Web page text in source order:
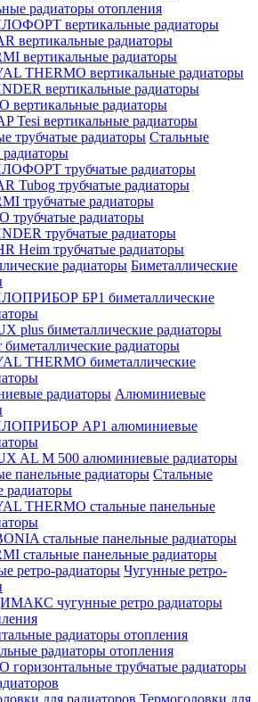
радиаторы отопления
вертикальные радиаторы
вертикальные радиаторы
вертикальные радиаторы
THERMO вертикальные радиаторы
вертикальные радиаторы
вертикальные радиаторы
Tesi вертикальные радиаторы
Стальные
радиаторы
трубчатые радиаторы
Tubog трубчатые радиаторы
трубчатые радиаторы
трубчатые радиаторы
трубчатые радиаторы
Heim трубчатые радиаторы
Биметаллические
БР1 биметаллические
plus биметаллические радиаторы
биметаллические радиаторы
THERMO биметаллические
Алюминиевые
АР1 алюминиевые
AL M 500 алюминиевые радиаторы
Стальные
радиаторы
THERMO стальные панельные
стальные панельные радиаторы
стальные панельные радиаторы
Чугунные ретро-
чугунные ретро радиаторы
радиаторы отопления
горизонтальные трубчатые радиаторы
Термоголовки для